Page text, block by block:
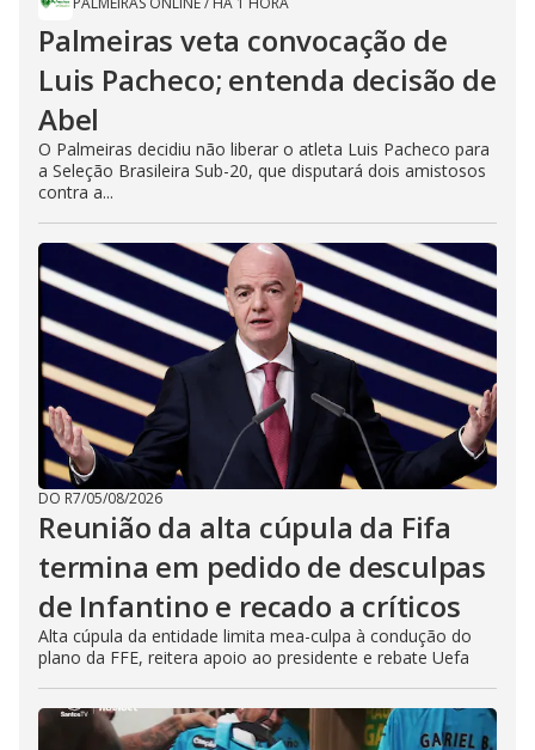
Palmeiras veta convocação de
Luis Pacheco; entenda decisão de
Abel
O Palmeiras decidiu não liberar o atleta Luis Pacheco para
a Seleção Brasileira Sub-20, que disputará dois amistosos
contra a...
DO R7/05/08/2026
Reunião da alta cúpula da Fifa
termina em pedido de desculpas
de Infantino e recado a críticos
Alta cúpula da entidade limita mea-culpa à condução do
plano da FFE, reitera apoio ao presidente e rebate Uefa